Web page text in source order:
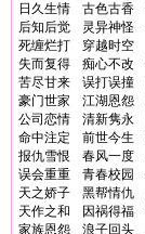
日久生情
古色古香
后知后觉
灵异神怪
死缠烂打
穿越时空
失而复得
痴心不改
苦尽甘来
误打误撞
豪门世家
江湖恩怨
公司恋情
清新隽永
命中注定
前世今生
报仇雪恨
春风一度
误会重重
青春校园
天之娇子
黑帮情仇
天作之和
因祸得福
家族恩怨
浪子回头